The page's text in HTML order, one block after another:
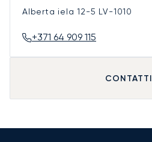
Alberta iela 12-5 LV-1010
+371 64 909 115
CONTATTI